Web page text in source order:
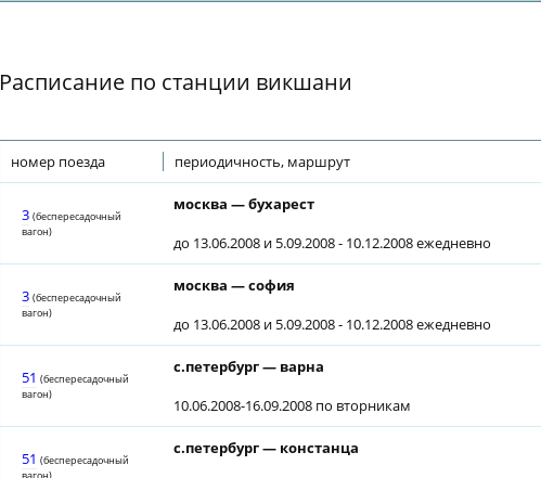
Расписание по станции викшани
номер поезда периодичность, маршрут
3 (беспересадочный
вагон)
москва — бухарест
до 13.06.2008 и 5.09.2008 - 10.12.2008 ежедневно
3 (беспересадочный
вагон)
москва — софия
до 13.06.2008 и 5.09.2008 - 10.12.2008 ежедневно
51 (беспересадочный
вагон)
с.петербург — варна
10.06.2008-16.09.2008 по вторникам
51 (беспересадочный
с.петербург — констанца